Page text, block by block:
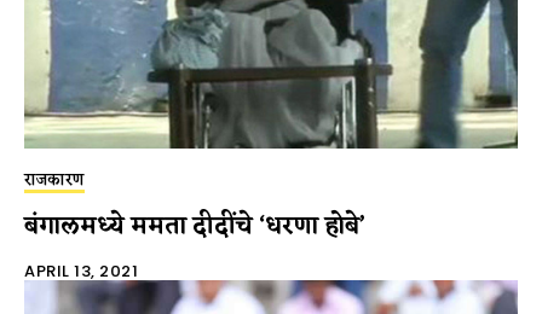
राजकारण
बंगालमध्ये ममता दीदींचे ‘धरणा होबे’
APRIL 13, 2021